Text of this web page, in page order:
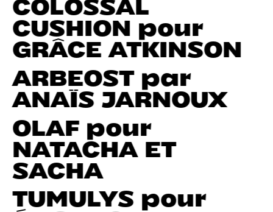
CUSHION pour
GRÂCE ATKINSON
ARBEOST par
ANAÏS JARNOUX
OLAF pour
NATACHA ET
SACHA
TUMULYS pour